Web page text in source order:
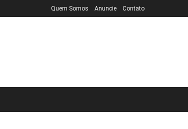
Quem Somos Anuncie Contato